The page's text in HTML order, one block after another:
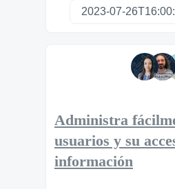
Administra
usuarios y su
información